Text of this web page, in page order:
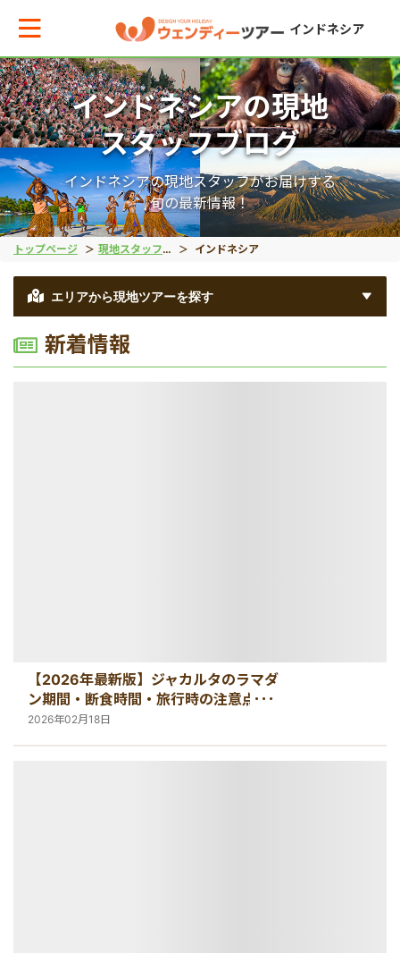
インドネシア
エリアから現地ツアーを探す
トップページ 現地スタッフブログ インドネシア
インドネシアの現地
スタッフブログ
インドネシアの現地スタッフがお届けする
旬の最新情報！
新着情報
【2026年最新版】ジャカルタのラマダ
ン期間・断食時間・旅行時の注意点ま
とめ
2026年02月18日
メインメニューへ戻る
マから現地ツアーを探す
系
ツアー
ャーター
メインメニューへ戻る
アからお役立ち情報を探す
ドネシア
ナム
戻る
動物系
象
戻る
離島ツアー
レンボンガン島
戻る
世界遺産
ボロブドゥール遺跡
プランバナン遺跡
戻る
秘境
タナトラジャ